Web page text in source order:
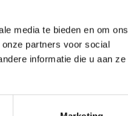
media te bieden en om ons
partners voor social
informatie die u aan ze